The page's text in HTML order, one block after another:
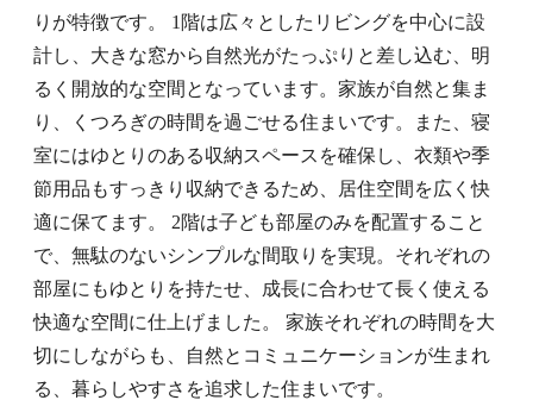
りが特徴です。 1階は広々としたリビングを中心に設
計し、大きな窓から自然光がたっぷりと差し込む、明
るく開放的な空間となっています。家族が自然と集ま
り、くつろぎの時間を過ごせる住まいです。また、寝
室にはゆとりのある収納スペースを確保し、衣類や季
節用品もすっきり収納できるため、居住空間を広く快
適に保てます。 2階は子ども部屋のみを配置すること
で、無駄のないシンプルな間取りを実現。それぞれの
部屋にもゆとりを持たせ、成長に合わせて長く使える
快適な空間に仕上げました。 家族それぞれの時間を大
切にしながらも、自然とコミュニケーションが生まれ
る、暮らしやすさを追求した住まいです。